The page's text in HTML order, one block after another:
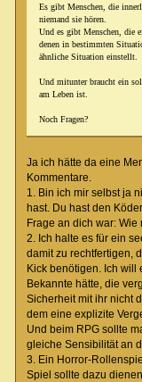
Es gibt Menschen, die
niemand sie hören.
Und es gibt Menschen, die
denen in bestimmten
ähnliche Situation einstellt.
Und mitunter braucht ein
am Leben ist.
Noch Fragen?
Ja ich hätte da eine
Kommentare.
1. Bin ich mir selbst ja
hast. Du hast den
Frage an dich war:
2. Ich halte es für ein
damit zu rechtfertigen,
Kick benötigen. Ich will
Bekannte hätte, die
Sicherheit mit ihr nicht
dem eine explizite
Und beim RPG sollte
gleiche Sensibilität an
3. Ein Horror-
Spiel sollte dazu